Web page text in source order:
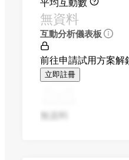
無資料
互動分析儀表板
前往申請試用方案解
立即註冊
無資料